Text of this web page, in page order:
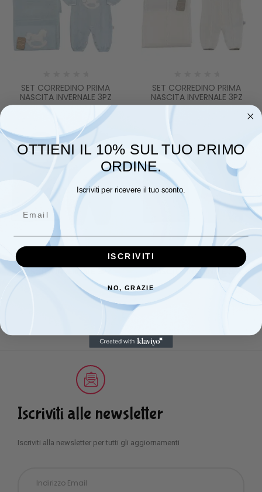
SET CORREDINO PRIMA
NASCITA INVERNALE 3PZ
SET CORREDINO PRIMA
NASCITA INVERNALE 3PZ
SET CORREDINO PRIMA
NASCITA INVERNALE 3PZ
SET CORREDINO PRIMA
NASCITA INVERNALE 3PZ
Iscriviti alle newsletter
Iscriviti alla newsletter per tutti gli aggiornamenti
OTTIENI IL 10% SUL TUO PRIMO
ORDINE.
Iscriviti per ricevere il tuo sconto.
ISCRIVITI
NO, GRAZIE